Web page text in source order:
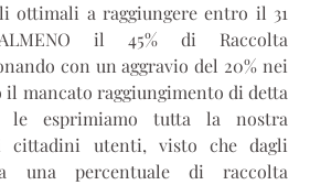
a raggiungere entro il 31
il 45% di Raccolta
con un aggravio del 20% nei
mancato raggiungimento di detta
le esprimiamo tutta la nostra
cittadini utenti, visto che dagli
una percentuale di raccolta